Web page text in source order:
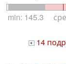
min: 145.3
+ 14